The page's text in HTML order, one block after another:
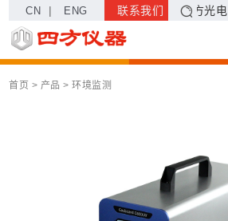
CN | ENG 联系我们 四方光电
首页 > 产品 >环境监测